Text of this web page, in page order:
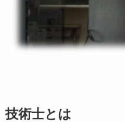
技術士とは